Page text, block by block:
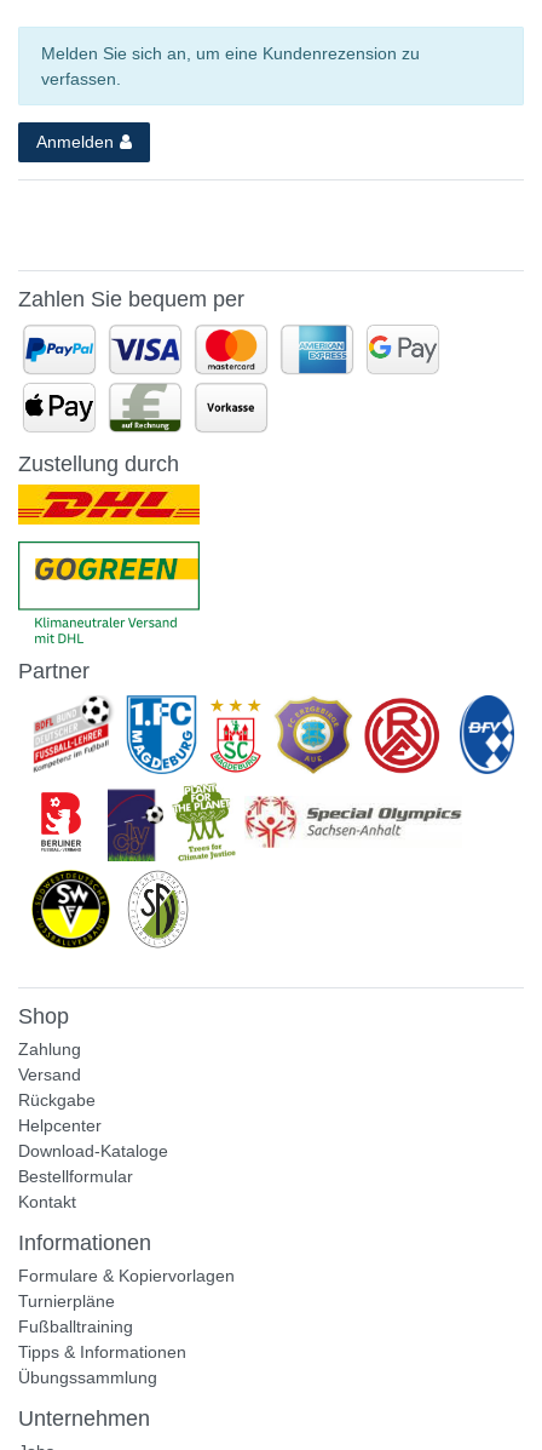
Melden Sie sich an, um eine Kundenrezension zu
verfassen.
Anmelden
Zahlen Sie bequem per
Zustellung durch
Partner
Shop
Zahlung
Versand
Rückgabe
Helpcenter
Download-Kataloge
Bestellformular
Kontakt
Informationen
Formulare & Kopiervorlagen
Turnierpläne
Fußballtraining
Tipps & Informationen
Übungssammlung
Unternehmen